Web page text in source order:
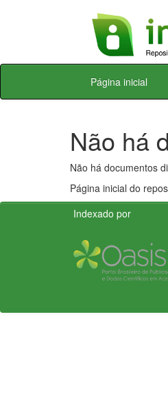
Skip
Página inicial
Não há
Não há documentos
Página inicial do
Indexado por